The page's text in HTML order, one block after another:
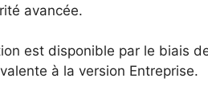
avancée.
est disponible par le biais
à la version Entreprise.